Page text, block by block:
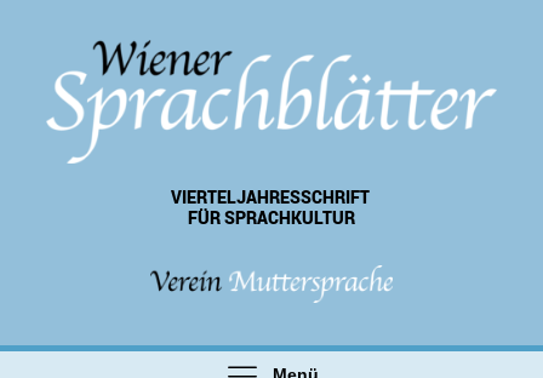
VIERTEL­JAHRES­SCHRIFT
FÜR SPRACHKULTUR